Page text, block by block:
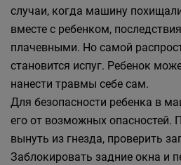
случаи, когда машину
вместе с ребенком,
плачевными. Но самой
становится испуг. Ребенок
нанести травмы себе сам.
Для безопасности ребенка в
его от возможных опасностей.
вынуть из гнезда, проверить
Заблокировать задние окна и